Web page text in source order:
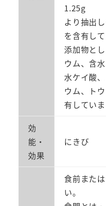
1.25g
より抽出
を含有して
添加物と
ウム、含
水ケイ酸
ウム、ト
有していま
効
能・
効果
にきび
食前また
い。